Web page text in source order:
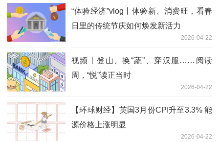
“体验经济”vlog丨体验新、消费旺，看春
日里的传统节庆如何焕发新活力
2026-04-22
视频丨登山、换“蔬”、穿汉服……阅读
周，“悦”读正当时
2026-04-22
【环球财经】英国3月份CPI升至3.3% 能
源价格上涨明显
2026-04-22